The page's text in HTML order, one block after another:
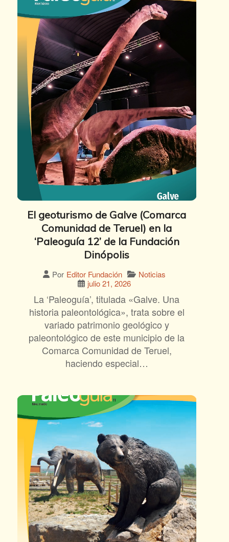
El geoturismo de Galve (Comarca
Comunidad de Teruel) en la
‘Paleoguía 12’ de la Fundación
Dinópolis
Por Editor Fundación
Noticias
julio 21, 2026
La ‘Paleoguía’, titulada «Galve. Una
historia paleontológica», trata sobre el
variado patrimonio geológico y
paleontológico de este municipio de la
Comarca Comunidad de Teruel,
haciendo especial…